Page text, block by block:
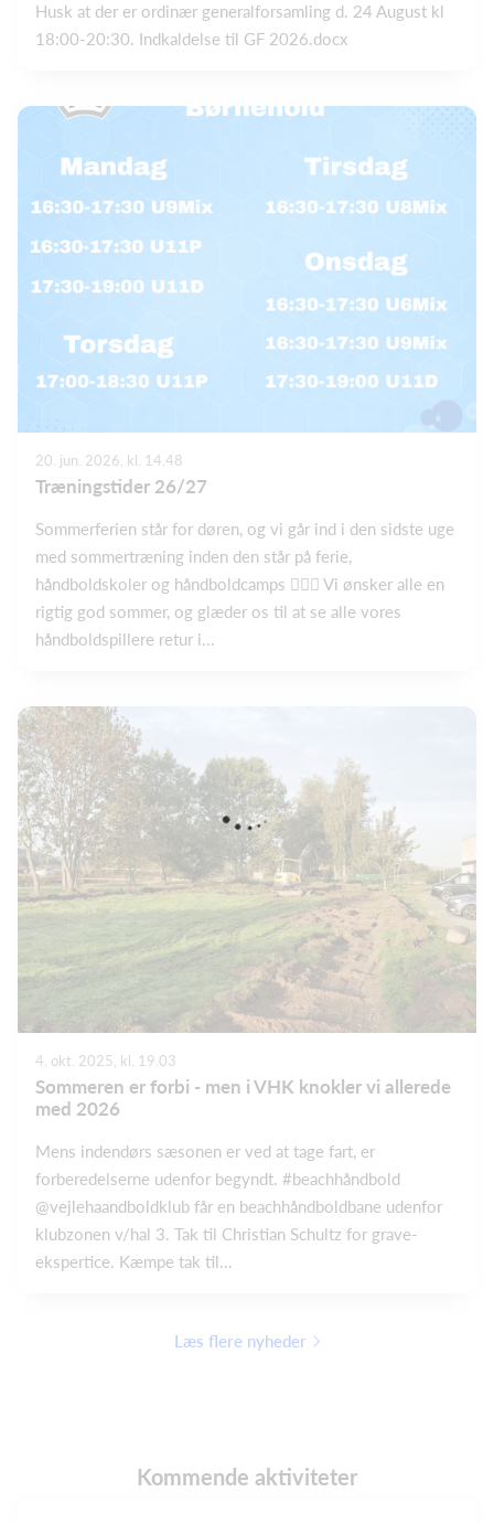
Husk at der er ordinær generalforsamling d. 24 August kl
18:00-20:30. Indkaldelse til GF 2026.docx
20. jun. 2026, kl. 14.48
Træningstider 26/27
Sommerferien står for døren, og vi går ind i den sidste uge
med sommertræning inden den står på ferie,
håndboldskoler og håndboldcamps 🤾🏼‍♂️ Vi ønsker alle en
rigtig god sommer, og glæder os til at se alle vores
håndboldspillere retur i...
4. okt. 2025, kl. 19.03
Sommeren er forbi - men i VHK knokler vi allerede
med 2026
Mens indendørs sæsonen er ved at tage fart, er
forberedelserne udenfor begyndt. #beachhåndbold
@vejlehaandboldklub får en beachhåndboldbane udenfor
klubzonen v/hal 3. Tak til Christian Schultz for grave-
ekspertice. Kæmpe tak til...
Læs flere nyheder
Kommende aktiviteter